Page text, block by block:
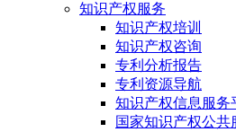
知识产权服务
知识产权培训
知识产权咨询
专利分析报告
专利资源导航
知识产权信息服务
国家知识产权公共